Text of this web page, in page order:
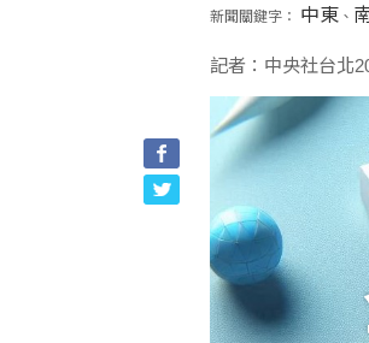
新聞關鍵字： 中東、
記者：中央社台北